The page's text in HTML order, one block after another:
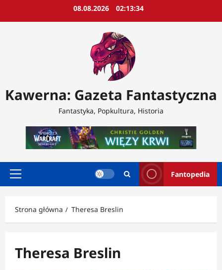
08.08.2026 02:13:35
Kawerna: Gazeta Fantastyczna
Fantastyka, Popkultura, Historia
Menu
Fantopedia
Strona główna Theresa Breslin
Theresa Breslin